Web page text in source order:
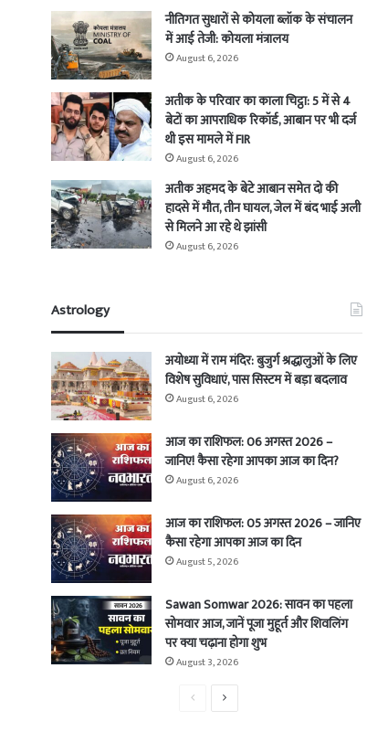
नीतिगत सुधारों से कोयला ब्लॉक के संचालन
में आई तेजी: कोयला मंत्रालय
August 6, 2026
अतीक के परिवार का काला चिट्ठा: 5 में से 4
बेटों का आपराधिक रिकॉर्ड, आबान पर भी दर्ज
थी इस मामले में FIR
August 6, 2026
अतीक अहमद के बेटे आबान समेत दो की
हादसे में मौत, तीन घायल, जेल में बंद भाई अली
से मिलने आ रहे थे झांसी
August 6, 2026
Astrology
अयोध्या में राम मंदिर: बुजुर्ग श्रद्धालुओं के लिए
विशेष सुविधाएं, पास सिस्टम में बड़ा बदलाव
August 6, 2026
आज का राशिफल: 06 अगस्त 2026 –
जानिए! कैसा रहेगा आपका आज का दिन?
August 6, 2026
आज का राशिफल: 05 अगस्त 2026 – जानिए
कैसा रहेगा आपका आज का दिन
August 5, 2026
Sawan Somwar 2026: सावन का पहला
सोमवार आज, जानें पूजा मुहूर्त और शिवलिंग
पर क्या चढ़ाना होगा शुभ
August 3, 2026
PreviousNext